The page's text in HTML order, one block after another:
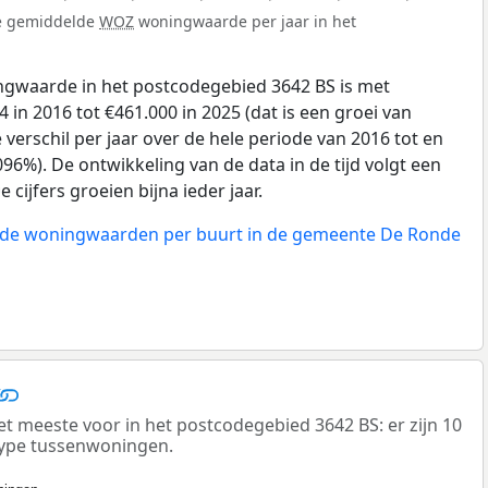
gemiddelde WOZ woningwaarde per jaar in het
in het postcodegebied 3642 BS is met
in 2016 tot €461.000 in 2025 (dat is een groei van
verschil per jaar over de hele periode van 2016 tot en
De ontwikkeling van de data in de tijd volgt een
cijfers groeien bijna ieder jaar.
woningwaarden per buurt in de gemeente De Ronde
meeste voor in het postcodegebied 3642 BS: er zijn 10
tussenwoningen.